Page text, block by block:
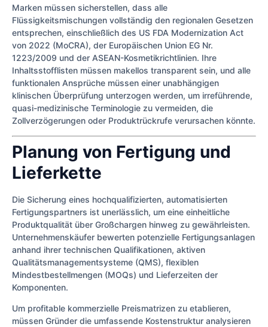
Marken müssen sicherstellen, dass alle
Flüssigkeitsmischungen vollständig den regionalen Gesetzen
entsprechen, einschließlich des US FDA Modernization Act
von 2022 (MoCRA), der Europäischen Union EG Nr.
1223/2009 und der ASEAN-Kosmetikrichtlinien. Ihre
Inhaltsstofflisten müssen makellos transparent sein, und alle
funktionalen Ansprüche müssen einer unabhängigen
klinischen Überprüfung unterzogen werden, um irreführende,
quasi-medizinische Terminologie zu vermeiden, die
Zollverzögerungen oder Produktrückrufe verursachen könnte.
Planung von Fertigung und
Lieferkette
Die Sicherung eines hochqualifizierten, automatisierten
Fertigungspartners ist unerlässlich, um eine einheitliche
Produktqualität über Großchargen hinweg zu gewährleisten.
Unternehmenskäufer bewerten potenzielle Fertigungsanlagen
anhand ihrer technischen Qualifikationen, aktiven
Qualitätsmanagementsysteme (QMS), flexiblen
Mindestbestellmengen (MOQs) und Lieferzeiten der
Komponenten.
Um profitable kommerzielle Preismatrizen zu etablieren,
müssen Gründer die umfassende Kostenstruktur analysieren